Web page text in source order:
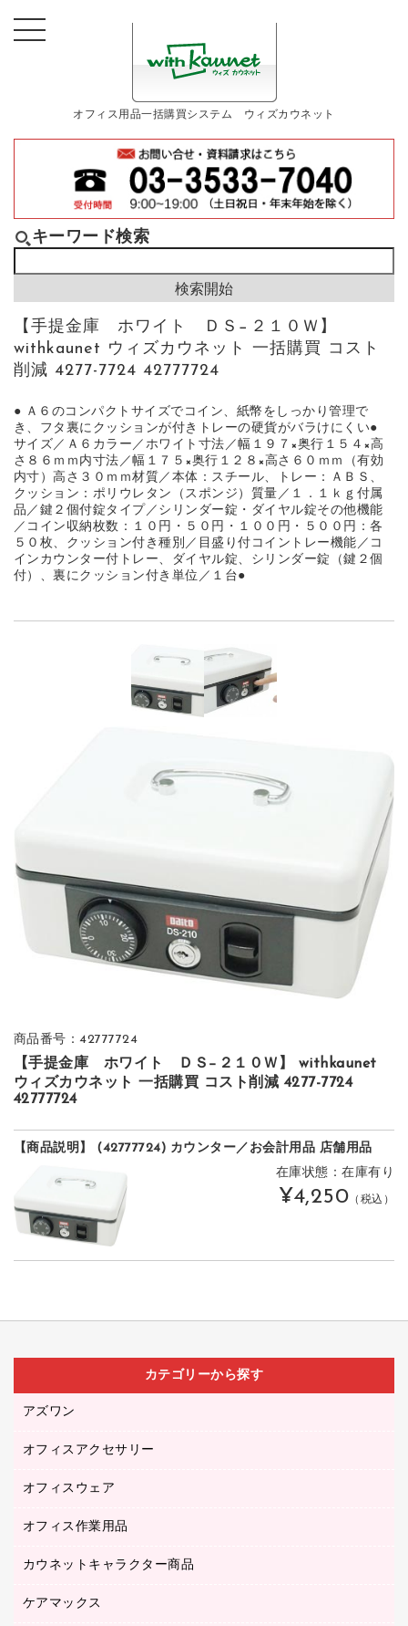
オフィス用品一括購買システム ウィズカウネット
キーワード検索
【手提金庫 ホワイト ＤＳ−２１０Ｗ】
withkaunet ウィズカウネット 一括購買 コスト
削減 4277-7724 42777724
● Ａ６のコンパクトサイズでコイン、紙幣をしっかり管理で
き、フタ裏にクッションが付きトレーの硬貨がバラけにくい●
サイズ／Ａ６カラー／ホワイト寸法／幅１９７×奥行１５４×高
さ８６ｍｍ内寸法／幅１７５×奥行１２８×高さ６０ｍｍ（有効
内寸）高さ３０ｍｍ材質／本体：スチール、トレー：ＡＢＳ、
クッション：ポリウレタン（スポンジ）質量／１．１ｋｇ付属
品／鍵２個付錠タイプ／シリンダー錠・ダイヤル錠その他機能
／コイン収納枚数：１０円・５０円・１００円・５００円：各
５０枚、クッション付き種別／目盛り付コイントレー機能／コ
インカウンター付トレー、ダイヤル錠、シリンダー錠（鍵２個
付）、裏にクッション付き単位／１台●
商品番号：42777724
【手提金庫 ホワイト ＤＳ−２１０Ｗ】 withkaunet
ウィズカウネット 一括購買 コスト削減 4277-7724
42777724
【商品説明】 (42777724) カウンター／お会計用品 店舗用品
在庫状態：在庫有り
¥4,250 （税込）
カテゴリーから探す
アズワン
医療・介護用品（食品・飲料・食添製品）
研究・環境管理用品
オフィスアクセサリー
オフィスアクセサリー
オフィスウェア
アウター
ブラウス・シャツ
オフィス作業用品
ペット用品
カウネットキャラクター商品
カウネットキャラクター商品
ケアマックス